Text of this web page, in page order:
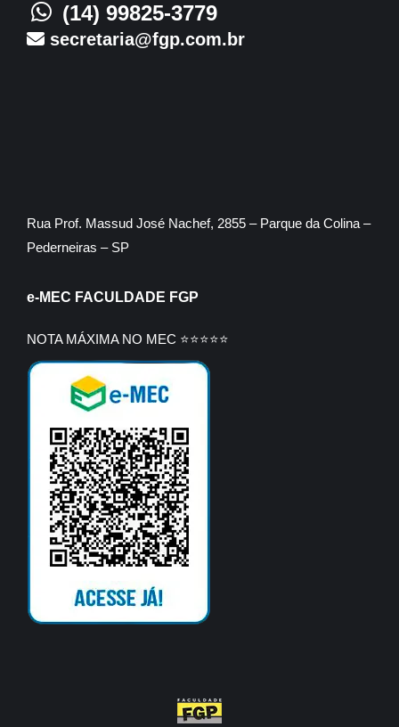
(14) 99825-3779
secretaria@fgp.com.br
Rua Prof. Massud José Nachef, 2855 – Parque da Colina –
Pederneiras – SP
e-MEC FACULDADE FGP
NOTA MÁXIMA NO MEC ⭐⭐⭐⭐⭐